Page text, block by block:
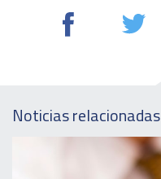
Noticias relacionadas